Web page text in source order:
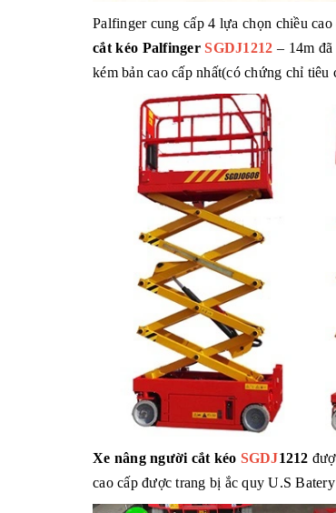
Palfinger cung cấp 4 lựa chọn chiều
cắt kéo PalfingerSGDJ1212 – 14m
kém bản cao cấp nhất(có chứng chỉ
Xe nâng người cắt kéo SGDJ1212
cao cấp được trang bị ắc quy U.S